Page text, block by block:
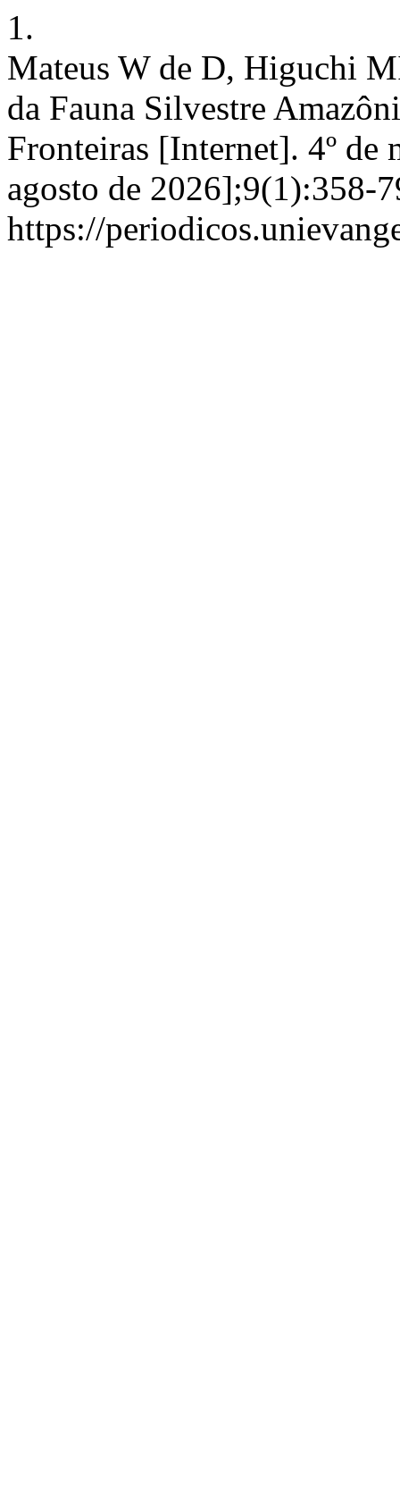
1.
Mateus W de D, Higuchi
da Fauna Silvestre
Fronteiras [Internet]. 4º de
agosto de 2026];9(1):358-
https://